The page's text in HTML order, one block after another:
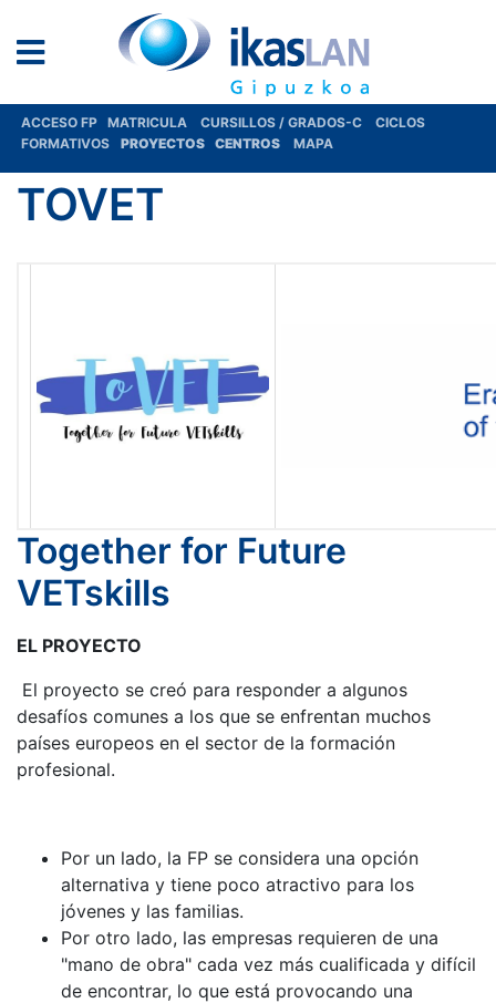
ACCESO FP MATRICULA CURSILLOS / GRADOS-C
CICLOS
FORMATIVOS
PROYECTOS CENTROS MAPA
TOVET
Together for Future
VETskills
EL PROYECTO
El proyecto se creó para responder a algunos
desafíos comunes a los que se enfrentan muchos
países europeos en el sector de la formación
profesional.
Por un lado, la FP se considera una opción
alternativa y tiene poco atractivo para los
jóvenes y las familias.
Por otro lado, las empresas requieren de una
"mano de obra" cada vez más cualificada y difícil
de encontrar, lo que está provocando una